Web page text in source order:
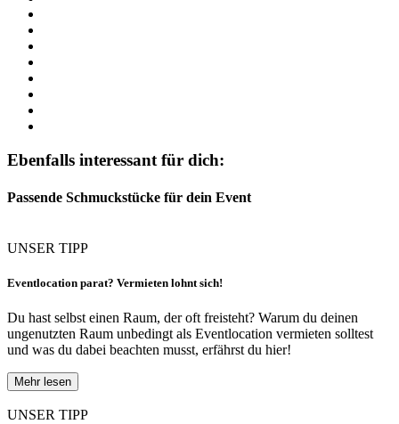
Ebenfalls interessant für dich:
Passende Schmuckstücke für dein Event
UNSER TIPP
Eventlocation parat? Vermieten lohnt sich!
Du hast selbst einen Raum, der oft freisteht? Warum du deinen
ungenutzten Raum unbedingt als Eventlocation vermieten solltest
und was du dabei beachten musst, erfährst du hier!
Mehr lesen
UNSER TIPP